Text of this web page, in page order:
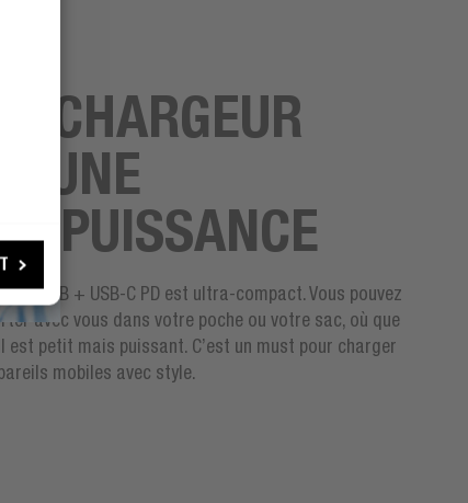
CHARGEUR
UNE
USB + USB-C PD est ultra-compact. Vous pouvez
avec vous dans votre poche ou votre sac, où que
est petit mais puissant. C’est un must pour charger
mobiles avec style.